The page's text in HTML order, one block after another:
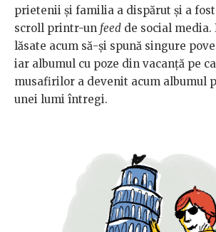
prietenii și familia a dispărut și a
scroll printr-un feed de social
lăsate acum să-și spună singure
iar albumul cu poze din vacanță pe
musafirilor a devenit acum albumul
unei lumi întregi.